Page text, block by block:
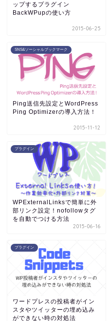
ップするプラグイン
BackWPupの使い方
2015-06-25
SNS&ソーシャルブックマーク
Ping送信先設定とWordPress
Ping Optimizerの導入方法！
2015-11-12
プラグイン
WPExternalLinksで簡単に外
部リンク設定！nofollowタグ
を自動でつける方法
2015-06-16
プラグイン
ワードプレスの投稿者がイン
スタやツイッターの埋め込み
ができない時の対処法